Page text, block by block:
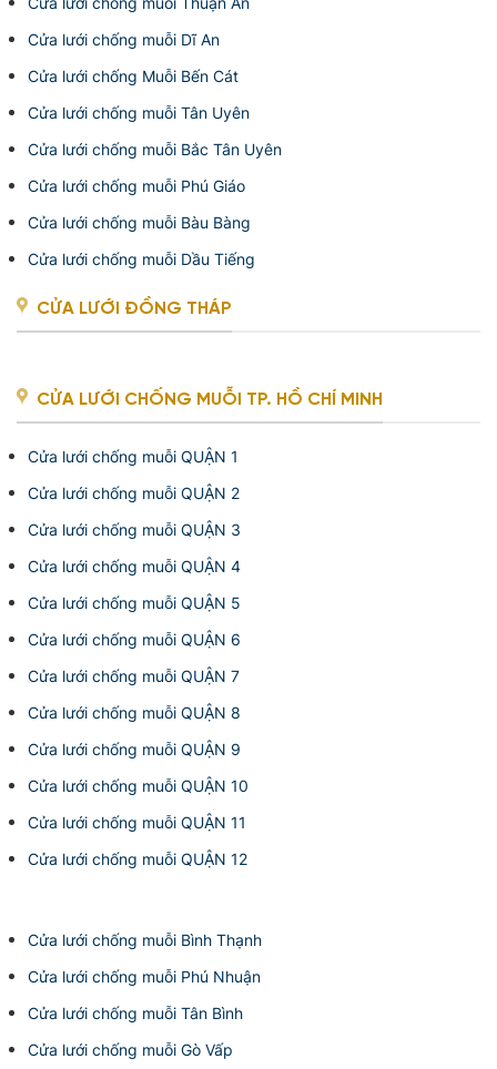
Cửa lưới chống muỗi Dĩ An
Cửa lưới chống Muỗi Bến Cát
Cửa lưới chống muỗi Tân Uyên
Cửa lưới chống muỗi Bắc Tân Uyên
Cửa lưới chống muỗi Phú Giáo
Cửa lưới chống muỗi Bàu Bàng
Cửa lưới chống muỗi Dầu Tiếng
CỬA LƯỚI ĐỒNG THÁP
CỬA LƯỚI CHỐNG MUỖI TP. HỒ CHÍ MINH
Cửa lưới chống muỗi QUẬN 1
Cửa lưới chống muỗi QUẬN 2
Cửa lưới chống muỗi QUẬN 3
Cửa lưới chống muỗi QUẬN 4
Cửa lưới chống muỗi QUẬN 5
Cửa lưới chống muỗi QUẬN 6
Cửa lưới chống muỗi QUẬN 7
Cửa lưới chống muỗi QUẬN 8
Cửa lưới chống muỗi QUẬN 9
Cửa lưới chống muỗi QUẬN 10
Cửa lưới chống muỗi QUẬN 11
Cửa lưới chống muỗi QUẬN 12
Cửa lưới chống muỗi Bình Thạnh
Cửa lưới chống muỗi Phú Nhuận
Cửa lưới chống muỗi Tân Bình
Cửa lưới chống muỗi Gò Vấp